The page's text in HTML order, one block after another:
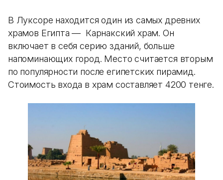
В Луксоре находится один из самых древних
храмов Египта — Карнакский храм. Он
включает в себя серию зданий, больше
напоминающих город. Место считается вторым
по популярности после египетских пирамид.
Стоимость входа в храм составляет 4200 тенге.